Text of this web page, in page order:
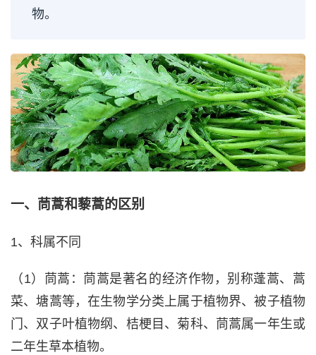
物。
一、茼蒿和藜蒿的区别
1、科属不同
（1）茼蒿：茼蒿是著名的经济作物，别称蓬蒿、蒿
菜、塘蒿等，在生物学分类上属于植物界、被子植物
门、双子叶植物纲、桔梗目、菊科、茼蒿属一年生或
二年生草本植物。